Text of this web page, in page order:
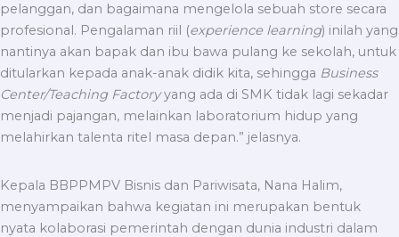
pelanggan, dan bagaimana mengelola sebuah store secara
profesional. Pengalaman riil (experience learning) inilah yang
nantinya akan bapak dan ibu bawa pulang ke sekolah, untuk
ditularkan kepada anak-anak didik kita, sehingga Business
Center/Teaching Factoryyang ada di SMK tidak lagi sekadar
menjadi pajangan, melainkan laboratorium hidup yang
melahirkan talenta ritel masa depan.” jelasnya.
Kepala BBPPMPV Bisnis dan Pariwisata, Nana Halim,
menyampaikan bahwa kegiatan ini merupakan bentuk
nyata kolaborasi pemerintah dengan dunia industri dalam